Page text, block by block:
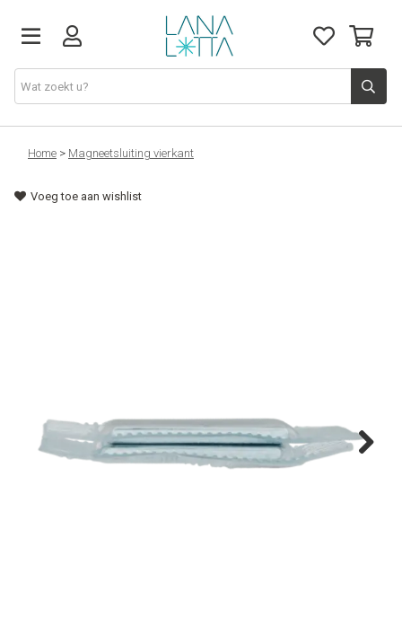
Stoffen
Fournituren
Tips & tricks
Home > Magneetsluiting vierkant
Voeg toe aan wishlist